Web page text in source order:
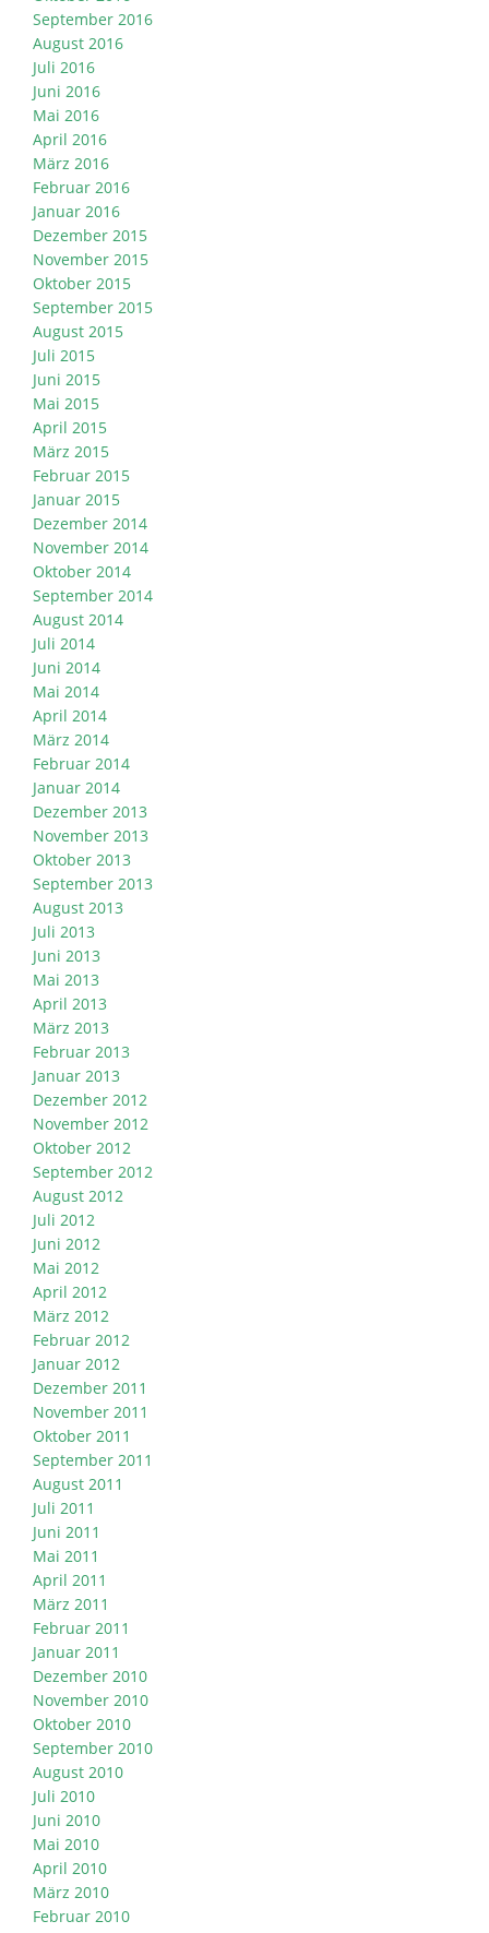
September 2016
August 2016
Juli 2016
Juni 2016
Mai 2016
April 2016
März 2016
Februar 2016
Januar 2016
Dezember 2015
November 2015
Oktober 2015
September 2015
August 2015
Juli 2015
Juni 2015
Mai 2015
April 2015
März 2015
Februar 2015
Januar 2015
Dezember 2014
November 2014
Oktober 2014
September 2014
August 2014
Juli 2014
Juni 2014
Mai 2014
April 2014
März 2014
Februar 2014
Januar 2014
Dezember 2013
November 2013
Oktober 2013
September 2013
August 2013
Juli 2013
Juni 2013
Mai 2013
April 2013
März 2013
Februar 2013
Januar 2013
Dezember 2012
November 2012
Oktober 2012
September 2012
August 2012
Juli 2012
Juni 2012
Mai 2012
April 2012
März 2012
Februar 2012
Januar 2012
Dezember 2011
November 2011
Oktober 2011
September 2011
August 2011
Juli 2011
Juni 2011
Mai 2011
April 2011
März 2011
Februar 2011
Januar 2011
Dezember 2010
November 2010
Oktober 2010
September 2010
August 2010
Juli 2010
Juni 2010
Mai 2010
April 2010
März 2010
Februar 2010